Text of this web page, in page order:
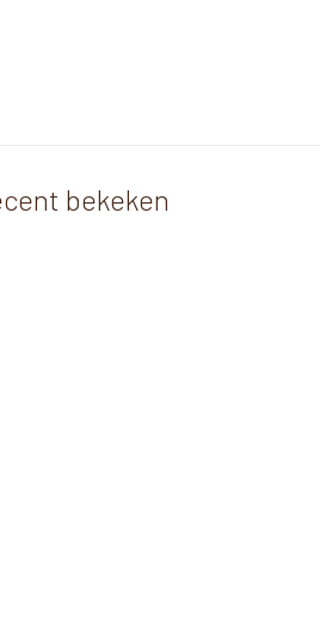
bekeken